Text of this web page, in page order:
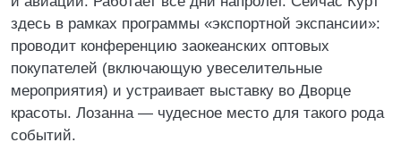
здесь в рамках программы «экспортной экспансии»:
проводит конференцию заокеанских оптовых
покупателей (включающую увеселительные
мероприятия) и устраивает выставку во Дворце
красоты. Лозанна — чудесное место для такого рода
событий.